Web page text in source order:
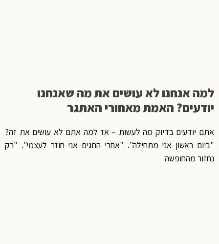
למה אנחנו לא עושים את מה שאנחנו
יודעים? האמת מאחורי האתגר
אתם יודעים בדיוק מה לעשות – אז למה אתם לא עושים את זה?
"ביום ראשון אני מתחילה". "אחרי החגים אני חוזר לעצמי". "רק
נחזור מהחופשה